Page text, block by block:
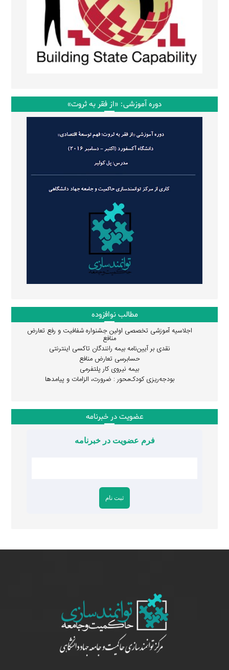
دوره آموزشی: «از فقر به ثروت»
مطالب نوافزوده
اجلاسیه آموزشی تخصصی اولین جشنواره شفافیت و رفع تعارض
منافع
نقدی بر آیین‌نامه بیمه رانندگان تاکسی اینترنتی
حسابرسی تعارض منافع
بیمه نیروی کار پلتفرمی
بودجه‌ریزی کودک‌محور : ضرورت، الزامات و پیامدها
عضویت در خبرنامه
فرم عضویت در خبرنامه